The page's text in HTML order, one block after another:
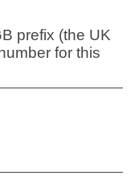
prefix (the UK
for this